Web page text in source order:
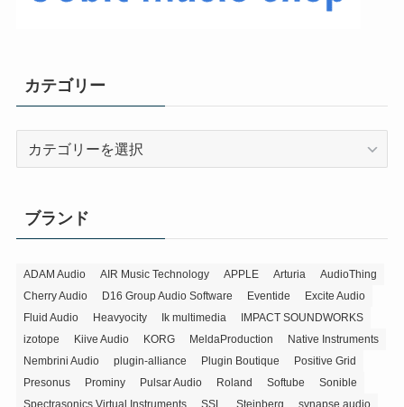
カテゴリー
ー
ブランド
ADAM Audio AIR Music Technology APPLE Arturia
AudioThing
Cherry Audio
D16 Group Audio Software Eventide
Excite Audio
Fluid Audio
Heavyocity Ik multimedia
IMPACT SOUNDWORKS
izotope
Kiive Audio KORG MeldaProduction
Native Instruments
Nembrini Audio
plugin-alliance Plugin Boutique
Positive Grid
Presonus
Prominy Pulsar Audio Roland Softube
Sonible
Spectrasonics Virtual Instruments
SSL Steinberg synapse audio